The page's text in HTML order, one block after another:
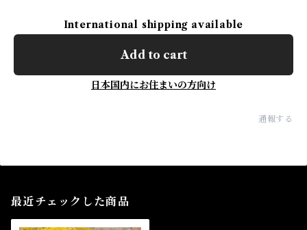
International shipping available
Add to cart
日本国内にお住まいの方向け
通報する
最近チェックした商品